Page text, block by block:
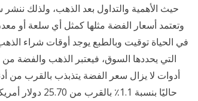
حيث الأهمية والتداول بعد الذهب، ولذلك
وتعتمد أسعار الفضة مثلها كمثل أي سلعة
في الحياة توقيت وبالطبع يوجد أوقات شراء
التي يحددها السوق، فيعتبر الذهب والفضة